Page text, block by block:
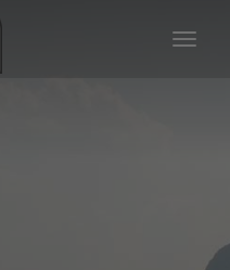
KULTURTOURS